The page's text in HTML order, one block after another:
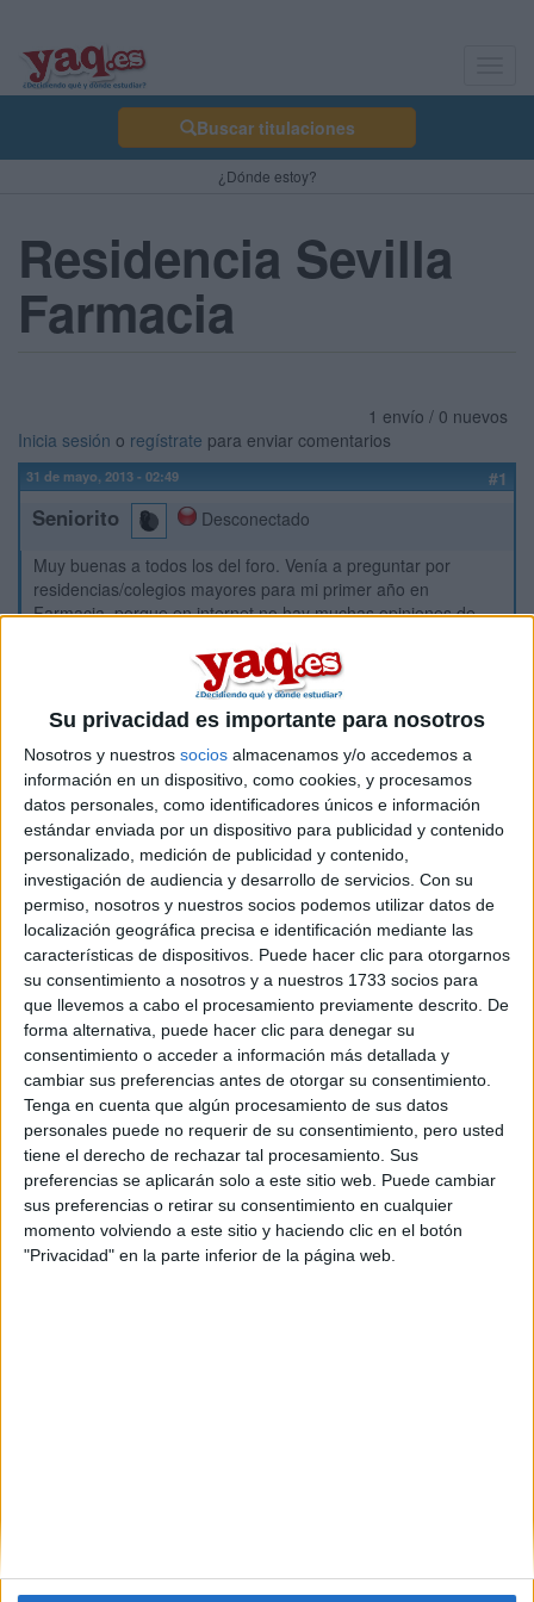
Su privacidad es importante para nosotros
Nosotros y nuestros socios almacenamos y/o accedemos a
información en un dispositivo, como cookies, y procesamos
datos personales, como identificadores únicos e información
estándar enviada por un dispositivo para publicidad y contenido
personalizado, medición de publicidad y contenido,
investigación de audiencia y desarrollo de servicios. Con su
permiso, nosotros y nuestros socios podemos utilizar datos de
localización geográfica precisa e identificación mediante las
características de dispositivos. Puede hacer clic para otorgarnos
su consentimiento a nosotros y a nuestros 1733 socios para
que llevemos a cabo el procesamiento previamente descrito. De
forma alternativa, puede hacer clic para denegar su
consentimiento o acceder a información más detallada y
cambiar sus preferencias antes de otorgar su consentimiento.
Tenga en cuenta que algún procesamiento de sus datos
personales puede no requerir de su consentimiento, pero usted
tiene el derecho de rechazar tal procesamiento. Sus
preferencias se aplicarán solo a este sitio web. Puede cambiar
sus preferencias o retirar su consentimiento en cualquier
momento volviendo a este sitio y haciendo clic en el botón
"Privacidad" en la parte inferior de la página web.
Buscar titulaciones
¿Dónde estoy?
Residencia Sevilla
Farmacia
1 envío / 0 nuevos
Inicia sesión o regístrate para enviar comentarios
31 de mayo, 2013 - 02:49 #1
Seniorito
Desconectado
Muy buenas a todos los del foro. Venía a preguntar por
residencias/colegios mayores para mi primer año en
Farmacia, porque en internet no hay muchas opiniones de
experiencia vuestra o de algún amigo, alguna recomendación
o algo de lo que sea agradecería mucho que me lo contáseis,
a ver si así elejimos bien.
Por ahora los que mejor he visto han sido el Colegio Mayor
Hernando Colón y la residencia Rector Estanislao del Campo,
pero vamos, que como mejor te enteras es estando allí y
sabiendo como está el ambiente, así que vosotros diréis..
keepvid
Inicio
Etiquetas: La universidad - un mundo Farmacia